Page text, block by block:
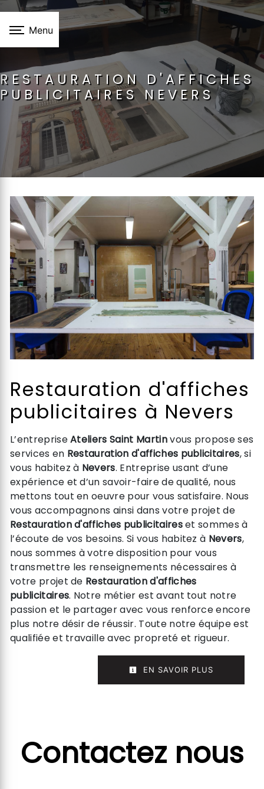
Menu
RESTAURATION D'AFFICHES
PUBLICITAIRES NEVERS
Restauration d'affiches
publicitaires à Nevers
L’entrepriseAteliers Saint Martinvous propose ses
services en Restauration d'affiches publicitaires, si
vous habitez à Nevers. Entreprise usant d’une
expérience et d’un savoir-faire de qualité, nous
mettons tout en oeuvre pour vous satisfaire. Nous
vous accompagnons ainsi dans votre projet de
Restauration d'affiches publicitaireset sommes à
l’écoute de vos besoins. Si vous habitez à Nevers,
nous sommes à votre disposition pour vous
transmettre les renseignements nécessaires à
votre projet de Restauration d'affiches
publicitaires. Notre métier est avant tout notre
passion et le partager avec vous renforce encore
plus notre désir de réussir. Toute notre équipe est
qualifiée et travaille avec propreté et rigueur.
EN SAVOIR PLUS
Contactez nous
Panneau de gestion des cookies